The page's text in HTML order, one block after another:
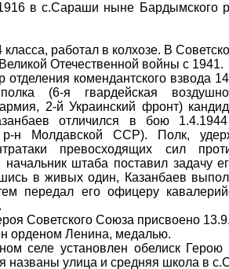
в с.Сараши ныне Бардымского р-
работал в колхозе. В
Отечественной войны с 1941.
комендантского взвода
(6-я гвардейская
армия, 2-й Украинский фронт)
отличился в бою
р-н Молдавской ССР). Полк,
превосходящих сил
начальник штаба поставил задачу
в живых один, Казанбаев
передал его офицеру
Советского Союза присвоено
Ленина, медалью.
установлен обелиск Герою
названы улица и средняя школа в